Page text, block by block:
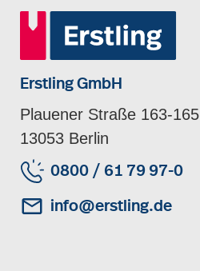
Erstling GmbH
Plauener Straße 163-165
13053 Berlin
0800 / 61 79 97-0
info@erstling.de